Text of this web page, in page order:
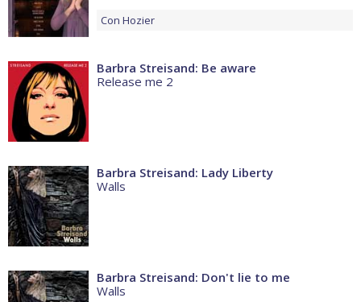
Con Hozier
Barbra Streisand: Be aware
Release me 2
Barbra Streisand: Lady Liberty
Walls
Barbra Streisand: Don't lie to me
Walls